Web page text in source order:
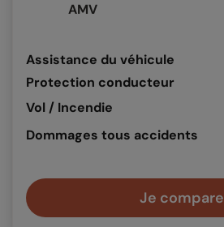
AMV
Assistance du véhicule
Protection conducteur
Vol / Incendie
Dommages tous accidents
Je compare